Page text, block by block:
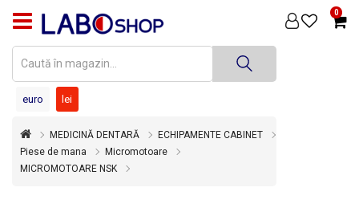
0
PRODUSE
DENTARĂ
DENTARĂ
DEZINFECȚIE
euro lei
MEDICINĂ DENTARĂ
ECHIPAMENTE CABINET
Piese de mana
Micromotoare
MICROMOTOARE NSK